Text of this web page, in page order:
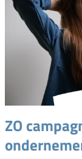
ZO